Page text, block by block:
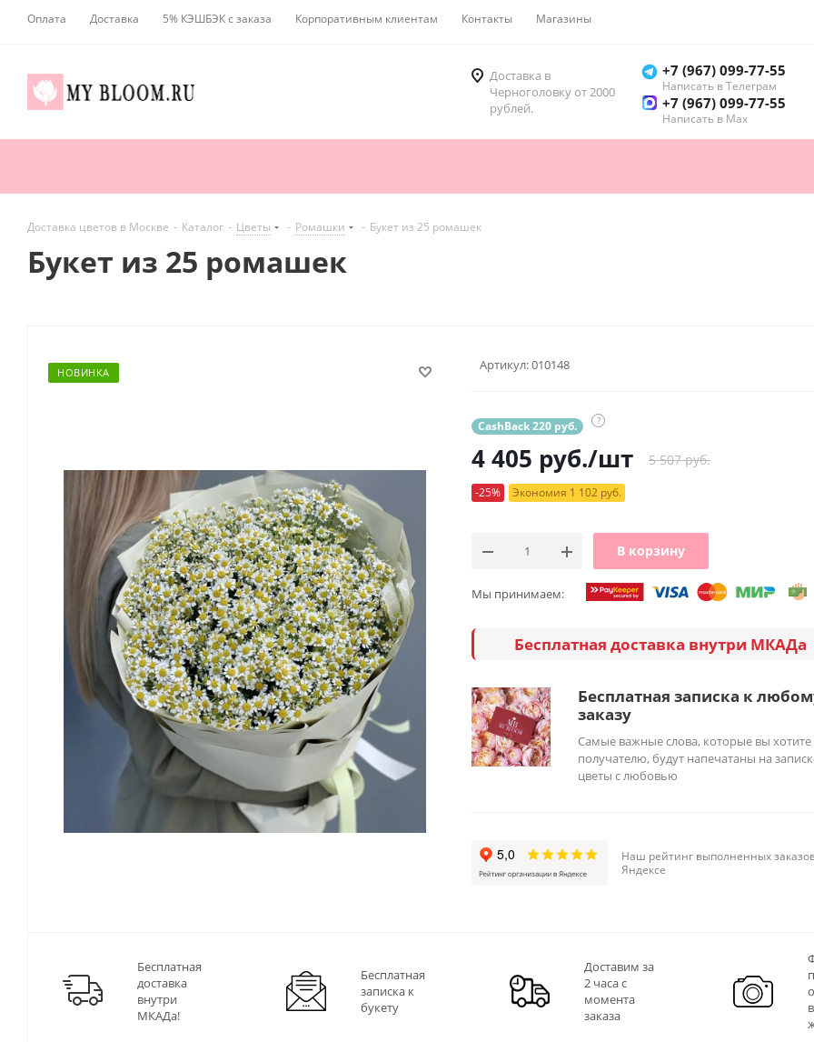
Оплата Доставка 5% КЭШБЭК с заказа Корпоративным клиентам Контакты Магазины
Доставка в
Черноголовку от 2000
рублей.
+7 (967) 099-77-55
Написать в Телеграм
+7 (967) 099-77-55
Написать в Мах
Доставка цветов в Москве - Каталог - Цветы - Ромашки - Букет из 25 ромашек
Букет из 25 ромашек
НОВИНКА Артикул:010148
CashBack 220 руб. ?
4 405 руб./шт 5 507 руб.
-25% Экономия 1 102 руб.
В корзину
Мы принимаем:
Бесплатная доставка внутри МКАДа
Бесплатная записка к
заказу
Самые важные слова, которые вы хотите
получателю, будут напечатаны на
цветы с любовью
Наш рейтинг выполненных
Яндексе
Бесплатная
доставка
внутри
МКАДа!
Бесплатная
записка к
букету
Доставим за
2 часа с
момента
заказа